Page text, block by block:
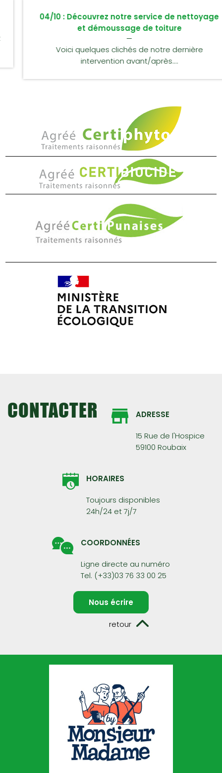
04/10 : Découvrez notre service de nettoyage
et démoussage de toiture
Voici quelques clichés de notre dernière
intervention avant/après....
CONTACTER ADRESSE
15 Rue de l'Hospice
59100 Roubaix
HORAIRES
Toujours disponibles
24h/24 et 7j/7
COORDONNÉES
Ligne directe au numéro
Tel. (+33)03 76 33 00 25
Nous écrire
retour